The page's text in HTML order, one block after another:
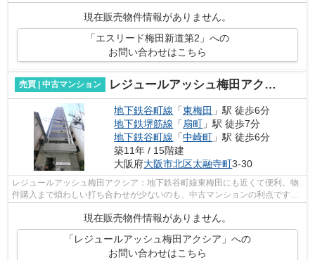
階建ての物件で周辺環境も良いです。中...
現在販売物件情報がありません。
「エスリード梅田新道第2」への
お問い合わせはこちら
売買 | 中古マンション レジュールアッシュ梅田アクシア
地下鉄谷町線 「東梅田 」駅 徒歩6分
地下鉄堺筋線 「 扇町 」駅 徒歩7分
地下鉄谷町線 「中崎町 」駅 徒歩6分
築11年 / 15階建
大阪府大阪市北区太融寺町3-30
レジュールアッシュ梅田アクシア：地下鉄谷町線東梅田にも近くて便利。物
件購入まで煩わしい打ち合わせが少ないのも、中古マンションの利点です。
現在販売物件情報がありません。
「レジュールアッシュ梅田アクシア」への
お問い合わせはこちら